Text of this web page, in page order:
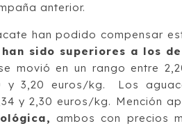
anterior.
han podido compensar
sido superiores a los
movió en un rango entre
y 3,20 euros/kg. Los
y 2,30 euros/kg. Mención
ambos con precios